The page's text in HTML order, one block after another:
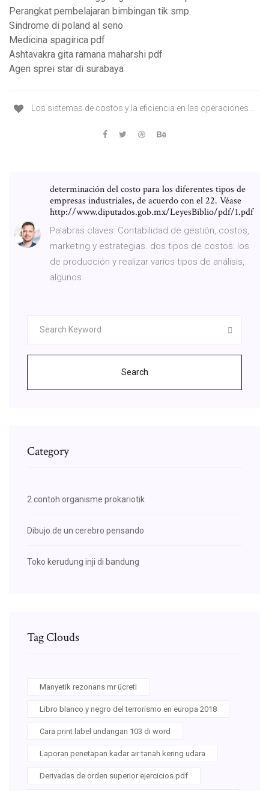
Perangkat pembelajaran bimbingan tik smp
Sindrome di poland al seno
Medicina spagirica pdf
Ashtavakra gita ramana maharshi pdf
Agen sprei star di surabaya
Los sistemas de costos y la eficiencia en las operaciones ...
determinación del costo para los diferentes tipos de
empresas industriales, de acuerdo con el 22. Véase
http://www.diputados.gob.mx/LeyesBiblio/pdf/1.pdf
Palabras claves: Contabilidad de gestión, costos,
marketing y estrategias. dos tipos de costos: los
de producción y realizar varios tipos de análisis,
algunos.
Search
Category
2 contoh organisme prokariotik
Dibujo de un cerebro pensando
Toko kerudung inji di bandung
Tag Clouds
Manyetik rezonans mr ücreti
Libro blanco y negro del terrorismo en europa 2018
Cara print label undangan 103 di word
Laporan penetapan kadar air tanah kering udara
Derivadas de orden superior ejercicios pdf